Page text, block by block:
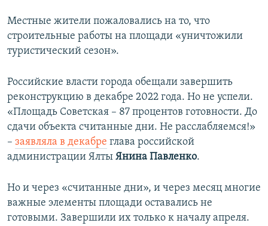
Местные жители пожаловались на то, что
строительные работы на площади «уничтожили
туристический сезон».
Российские власти города обещали завершить
реконструкцию в декабре 2022 года. Но не успели.
«Площадь Советская – 87 процентов готовности. До
сдачи объекта считанные дни. Не расслабляемся!»
– заявляла в декабре глава российской
администрации Ялты Янина Павленко.
Но и через «считанные дни», и через месяц многие
важные элементы площади оставались не
готовыми. Завершили их только к началу апреля.